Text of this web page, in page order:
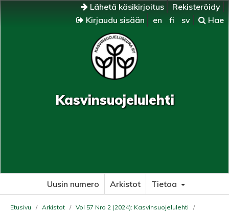
Lähetä käsikirjoitus
Rekisteröidy
Kirjaudu sisään
en fi sv Hae
Kasvinsuojelulehti
Uusin numero Arkistot Tietoa
Etusivu / Arkistot / Vol 57 Nro 2 (2024): Kasvinsuojelulehti
/